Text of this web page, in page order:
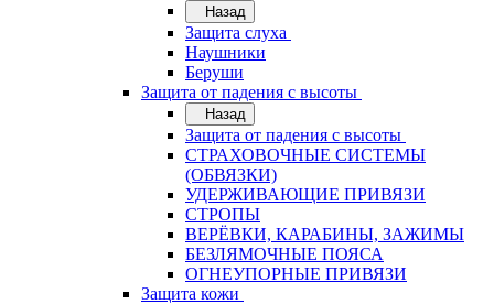
Назад
Защита слуха
Наушники
Беруши
Защита от падения с высоты
Назад
Защита от падения с высоты
СТРАХОВОЧНЫЕ СИСТЕМЫ
(ОБВЯЗКИ)
УДЕРЖИВАЮЩИЕ ПРИВЯЗИ
СТРОПЫ
ВЕРЁВКИ, КАРАБИНЫ, ЗАЖИМЫ
БЕЗЛЯМОЧНЫЕ ПОЯСА
ОГНЕУПОРНЫЕ ПРИВЯЗИ
Защита кожи